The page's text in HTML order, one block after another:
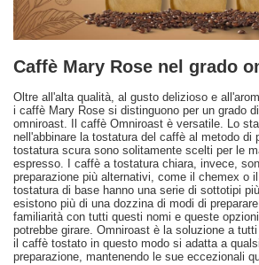
Caffè Mary Rose nel grado
Oltre all'alta qualità, al gusto delizioso e
i caffè Mary Rose si distinguono per un grado
omniroast. Il caffè Omniroast è versatile. Lo
nell'abbinare la tostatura del caffè al metodo di
tostatura scura sono solitamente scelti per le
espresso. I caffè a tostatura chiara, invece,
preparazione più alternativi, come il chemex o
tostatura di base hanno una serie di sottotipi
esistono più di una dozzina di modi di
familiarità con tutti questi nomi e queste
potrebbe girare. Omniroast è la soluzione a
il caffè tostato in questo modo si adatta a
preparazione, mantenendo le sue eccezionali